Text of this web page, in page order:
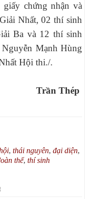
giấy chứng nhận và
Nhất, 02 thí sinh
Ba và 12 thí sinh
Mạnh Hùng
Hội thi./.
Trần Thép
, thái nguyên, đại diện,
thể, thí sinh